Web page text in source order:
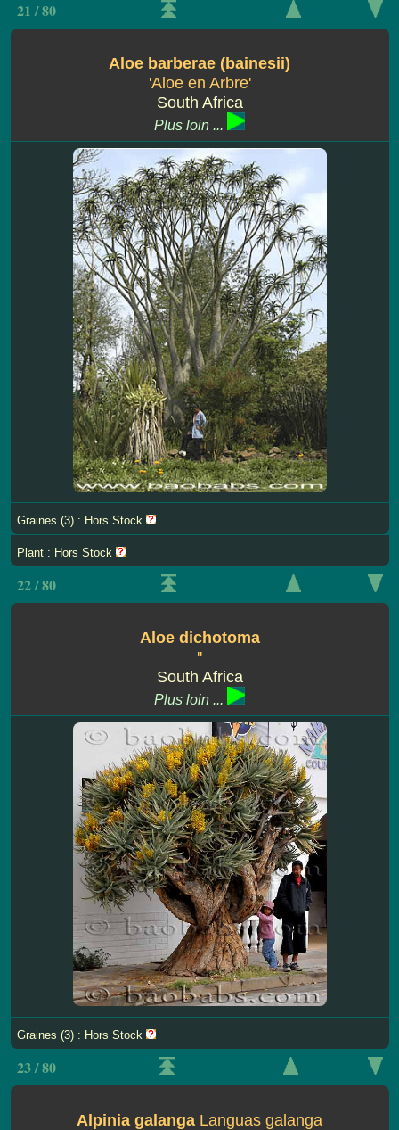
21 / 80
Aloe barberae (bainesii)
'Aloe en Arbre'
South Africa
Plus loin ...
Graines (3) : Hors Stock
Plant : Hors Stock
22 / 80
Aloe dichotoma
''
South Africa
Plus loin ...
Graines (3) : Hors Stock
23 / 80
Alpinia galanga Languas galanga